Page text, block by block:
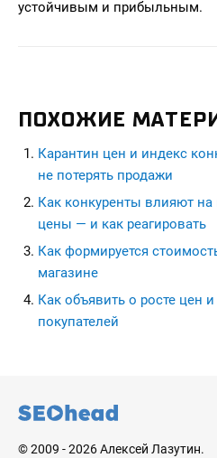
устойчивым и прибыльным.
ПОХОЖИЕ
Карантин цен и индекс
не потерять продажи
Как конкуренты влияют
цены — и как реагировать
Как формируется
магазине
Как объявить о росте цен
покупателей
© 2009 - 2026 Алексей Лазутин.